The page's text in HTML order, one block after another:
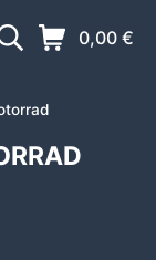
Suche
Warenkorb
0,00 €